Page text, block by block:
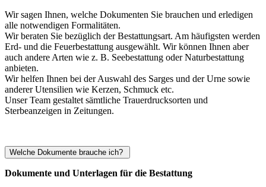
Wir sagen Ihnen, welche Dokumenten Sie brauchen und erledigen
alle notwendigen Formalitäten.
Wir beraten Sie bezüglich der Bestattungsart. Am häufigsten werden
Erd- und die Feuerbestattung ausgewählt. Wir können Ihnen aber
auch andere Arten wie z. B. Seebestattung oder Naturbestattung
anbieten.
Wir helfen Ihnen bei der Auswahl des Sarges und der Urne sowie
anderer Utensilien wie Kerzen, Schmuck etc.
Unser Team gestaltet sämtliche Trauerdrucksorten und
Sterbeanzeigen in Zeitungen.
Welche Dokumente brauche ich?
Dokumente und Unterlagen für die Bestattung